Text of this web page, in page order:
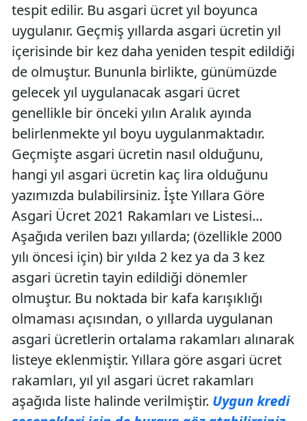
tespit edilir. Bu asgari ücret yıl boyunca
uygulanır. Geçmiş yıllarda asgari ücretin yıl
içerisinde bir kez daha yeniden tespit edildiği
de olmuştur. Bununla birlikte, günümüzde
gelecek yıl uygulanacak asgari ücret
genellikle bir önceki yılın Aralık ayında
belirlenmekte yıl boyu uygulanmaktadır.
Geçmişte asgari ücretin nasıl olduğunu,
hangi yıl asgari ücretin kaç lira olduğunu
yazımızda bulabilirsiniz. İşte Yıllara Göre
Asgari Ücret 2021 Rakamları ve Listesi...
Aşağıda verilen bazı yıllarda; (özellikle 2000
yılı öncesi için) bir yılda 2 kez ya da 3 kez
asgari ücretin tayin edildiği dönemler
olmuştur. Bu noktada bir kafa karışıklığı
olmaması açısından, o yıllarda uygulanan
asgari ücretlerin ortalama rakamları alınarak
listeye eklenmiştir. Yıllara göre asgari ücret
rakamları, yıl yıl asgari ücret rakamları
aşağıda liste halinde verilmiştir. Uygun kredi